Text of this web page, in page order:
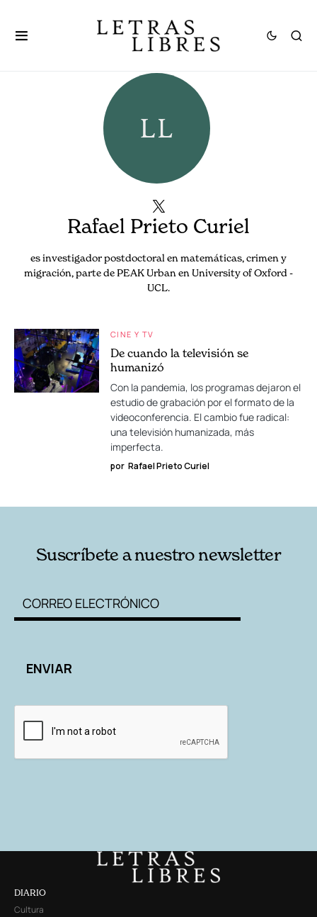
Rafael Prieto Curiel
es investigador postdoctoral en matemáticas, crimen y
migración, parte de PEAK Urban en University of Oxford -
UCL.
CINE Y TV
De cuando la televisión se
humanizó
Con la pandemia, los programas dejaron el
estudio de grabación por el formato de la
videoconferencia. El cambio fue radical:
una televisión humanizada, más
imperfecta.
por Rafael Prieto Curiel
Suscríbete a nuestro newsletter
DIARIO
Cultura